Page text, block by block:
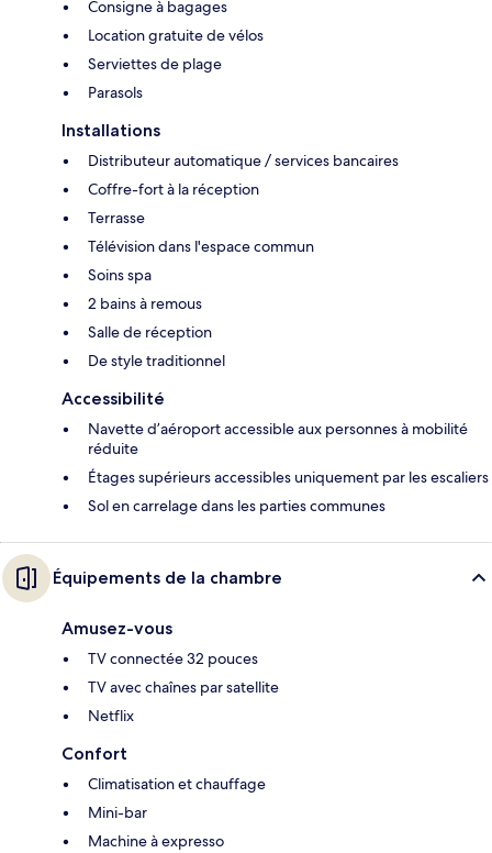
Consigne à bagages
Location gratuite de vélos
Serviettes de plage
Parasols
Installations
Distributeur automatique / services bancaires
Coffre-fort à la réception
Terrasse
Télévision dans l'espace commun
Soins spa
2 bains à remous
Salle de réception
De style traditionnel
Accessibilité
Navette d’aéroport accessible aux personnes à mobilité
réduite
Étages supérieurs accessibles uniquement par les escaliers
Sol en carrelage dans les parties communes
Équipements de la chambre
Amusez-vous
TV connectée 32 pouces
TV avec chaînes par satellite
Netflix
Confort
Climatisation et chauffage
Mini-bar
Machine à expresso